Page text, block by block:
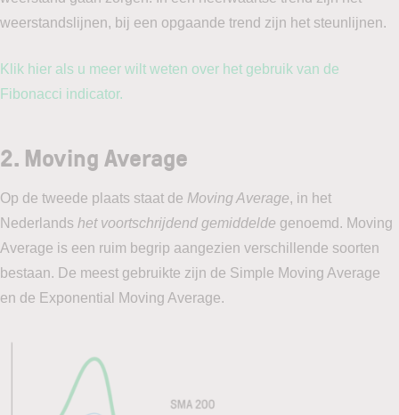
weerstandslijnen, bij een opgaande trend zijn het steunlijnen.
Klik hier als u meer wilt weten over het gebruik van de
Fibonacci indicator.
2. Moving Average
Op de tweede plaats staat de Moving Average, in het
Nederlands het voortschrijdend gemiddelde genoemd. Moving
Average is een ruim begrip aangezien verschillende soorten
bestaan. De meest gebruikte zijn de Simple Moving Average
en de Exponential Moving Average.